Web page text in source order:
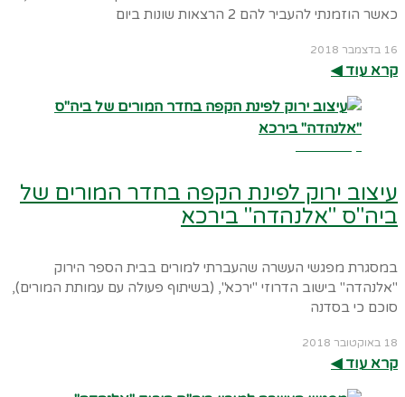
כאשר הוזמנתי להעביר להם 2 הרצאות שונות ביום
16 בדצמבר 2018
קרא עוד ◀︎
עיצוב ירוק לפינת הקפה בחדר המורים של
ביה"ס "אלנהדה" בירכא
במסגרת מפגשי העשרה שהעברתי למורים בבית הספר הירוק
"אלנהדה" בישוב הדרוזי "ירכא", (בשיתוף פעולה עם עמותת המורים),
סוכם כי בסדנה
18 באוקטובר 2018
קרא עוד ◀︎